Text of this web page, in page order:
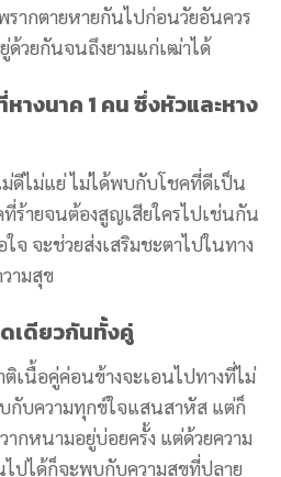
ากตายหายกันไปก่อนวัยอันควร
ด้วยกันจนถึงยามแก่เฒ่าได้
างนาค 1 คน ซึ่งหัวและหาง
ม่แย่ ไม่ได้พบกับโชคที่ดีเป็น
ร้ายจนต้องสูญเสียใครไปเช่นกัน
จะช่วยส่งเสริมชะตาไปในทาง
ามสุข
เดียวกันทั้งคู่
เนื้อคู่ค่อนข้างจะเอนไปทางที่ไม่
กับความทุกข์ใจแสนสาหัส แต่ก็
กหนามอยู่บ่อยครั้ง แต่ด้วยความ
ปได้ก็จะพบกับความสุขที่ปลาย